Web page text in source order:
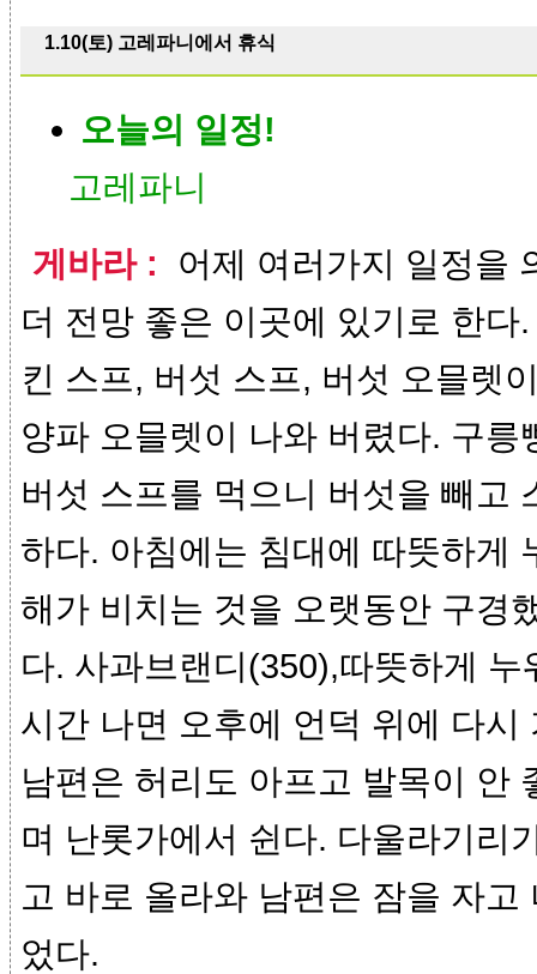
1.10(토) 고레파니에서 휴식
오늘의 일정!
고레파니
게바라 : 어제 여러가지 일정을
더 전망 좋은 이곳에 있기로 한
킨 스프, 버섯 스프, 버섯 오믈렛
양파 오믈렛이 나와 버렸다. 구릉
버섯 스프를 먹으니 버섯을 빼고
하다. 아침에는 침대에 따뜻하게
해가 비치는 것을 오랫동안 구경
다. 사과브랜디(350),따뜻하게
시간 나면 오후에 언덕 위에 다시
남편은 허리도 아프고 발목이 안
며 난롯가에서 쉰다. 다울라기리
고 바로 올라와 남편은 잠을 자
었다.